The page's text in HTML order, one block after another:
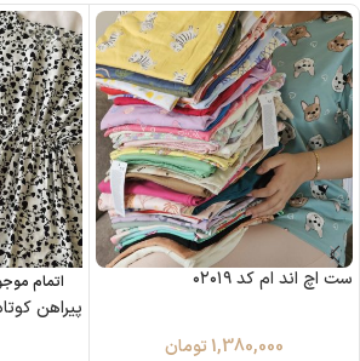
ست اچ اند ام کد ۰۲۰۱۹
1,380,000 تومان
اتمام
پیراهن